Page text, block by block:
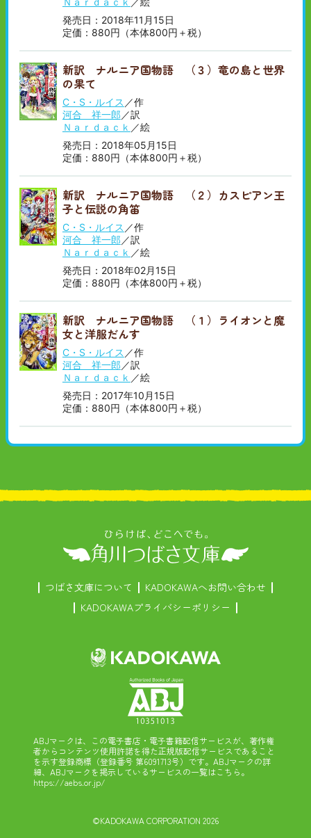
発売日：2018年11月15日
定価：880円（本体800円＋税）
新訳 ナルニア国物語 （３）竜の島と世界
の果て
C・S・ルイス ／作
河合 祥一郎 ／訳
Ｎａｒｄａｃｋ ／絵
発売日：2018年05月15日
定価：880円（本体800円＋税）
新訳 ナルニア国物語 （２）カスピアン王
子と伝説の角笛
C・S・ルイス ／作
河合 祥一郎 ／訳
Ｎａｒｄａｃｋ ／絵
発売日：2018年02月15日
定価：880円（本体800円＋税）
新訳 ナルニア国物語 （１）ライオンと魔
女と洋服だんす
C・S・ルイス ／作
河合 祥一郎 ／訳
Ｎａｒｄａｃｋ ／絵
発売日：2017年10月15日
定価：880円（本体800円＋税）
つばさ文庫について
KADOKAWAへお問い合わせ
KADOKAWAプライバシーポリシー
ABJマークは、この電子書店・電子書籍配信サービスが、著作権
者からコンテンツ使用許諾を得た正規版配信サービスであること
を示す登録商標（登録番号 第6091713号）です。ABJマークの詳
細、ABJマークを掲示しているサービスの一覧はこちら。
https://aebs.or.jp/
©KADOKAWA CORPORATION 2026